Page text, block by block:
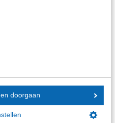
doorgaan
Educatie